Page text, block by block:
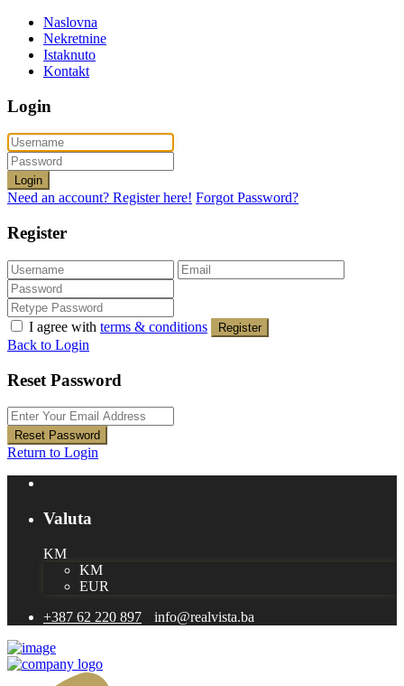
Naslovna
Nekretnine
Istaknuto
Kontakt
Login
Login
Need an account? Register here! Forgot Password?
Register
I agree with terms & conditions Register
Back to Login
Reset Password
Reset Password
Return to Login
Valuta
KM
KM
EUR
+387 62 220 897
info@realvista.ba